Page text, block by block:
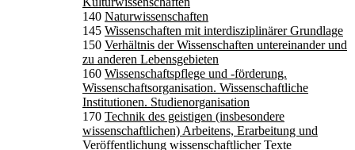
140 Naturwissenschaften
145 Wissenschaften mit interdisziplinärer Grundlage
150 Verhältnis der Wissenschaften untereinander und
zu anderen Lebensgebieten
160 Wissenschaftspflege und -förderung.
Wissenschaftsorganisation. Wissenschaftliche
Institutionen. Studienorganisation
170 Technik des geistigen (insbesondere
wissenschaftlichen) Arbeitens, Erarbeitung und
Veröffentlichung wissenschaftlicher Texte